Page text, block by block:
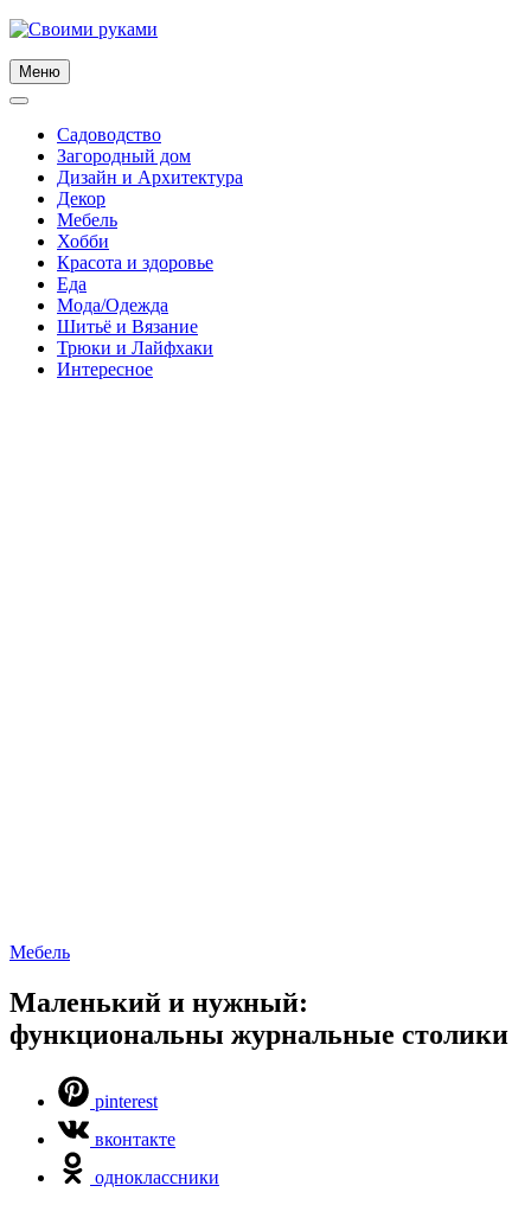
Skip
content
Меню
Садоводство
Загородный дом
Дизайн и Архитектура
Декор
Мебель
Хобби
Красота и здоровье
Еда
Мода/Одежда
Шитьё и Вязание
Трюки и Лайфхаки
Интересное
Мебель
Маленький и нужный:
функциональны журнальные столики
pinterest
вконтакте
одноклассники